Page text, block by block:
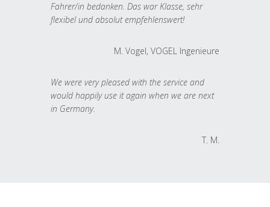
Fahrer/in bedanken. Das war Klasse, sehr
flexibel und absolut empfehlenswert!
M. Vogel, VOGEL Ingenieure
We were very pleased with the service and
would happily use it again when we are next
in Germany.
T. M.